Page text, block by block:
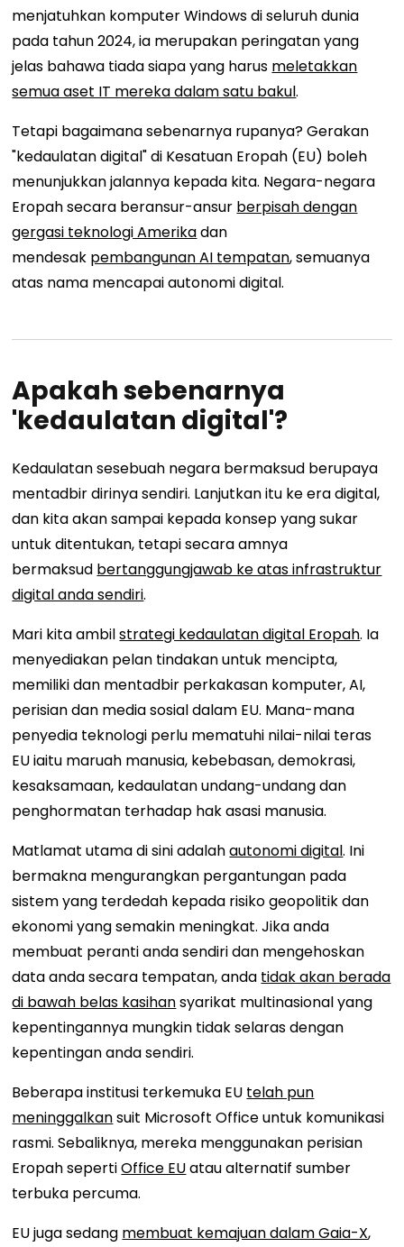
menjatuhkan komputer Windows di seluruh dunia
pada tahun 2024, ia merupakan peringatan yang
jelas bahawa tiada siapa yang harus meletakkan
semua aset IT mereka dalam satu bakul.
Tetapi bagaimana sebenarnya rupanya? Gerakan
"kedaulatan digital" di Kesatuan Eropah (EU) boleh
menunjukkan jalannya kepada kita. Negara-negara
Eropah secara beransur-ansur berpisah dengan
gergasi teknologi Amerikadan
mendesak pembangunan AI tempatan, semuanya
atas nama mencapai autonomi digital.
Apakah sebenarnya
'kedaulatan digital'?
Kedaulatan sesebuah negara bermaksud berupaya
mentadbir dirinya sendiri. Lanjutkan itu ke era digital,
dan kita akan sampai kepada konsep yang sukar
untuk ditentukan, tetapi secara amnya
bermaksud bertanggungjawab ke atas infrastruktur
digital anda sendiri.
Mari kita ambilstrategi kedaulatan digital Eropah. Ia
menyediakan pelan tindakan untuk mencipta,
memiliki dan mentadbir perkakasan komputer, AI,
perisian dan media sosial dalam EU. Mana-mana
penyedia teknologi perlu mematuhi nilai-nilai teras
EU iaitu maruah manusia, kebebasan, demokrasi,
kesaksamaan, kedaulatan undang-undang dan
penghormatan terhadap hak asasi manusia.
Matlamat utama di sini adalahautonomi digital. Ini
bermakna mengurangkan pergantungan pada
sistem yang terdedah kepada risiko geopolitik dan
ekonomi yang semakin meningkat. Jika anda
membuat peranti anda sendiri dan mengehoskan
data anda secara tempatan, anda tidak akan berada
di bawah belas kasihansyarikat multinasional yang
kepentingannya mungkin tidak selaras dengan
kepentingan anda sendiri.
Beberapa institusi terkemuka EU telah pun
meninggalkansuit Microsoft Office untuk komunikasi
rasmi. Sebaliknya, mereka menggunakan perisian
Eropah sepertiOffice EUatau alternatif sumber
terbuka percuma.
EU juga sedang membuat kemajuan dalam Gaia-X,